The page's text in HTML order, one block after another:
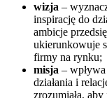
wizja –
inspirację do
ambicje
ukierunkowuje
firmy na rynku;
misja –
działania i
zrozumiała,